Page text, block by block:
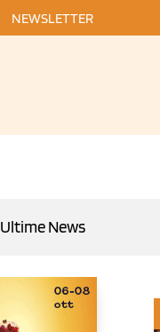
NEWSLETTER
Ultime News